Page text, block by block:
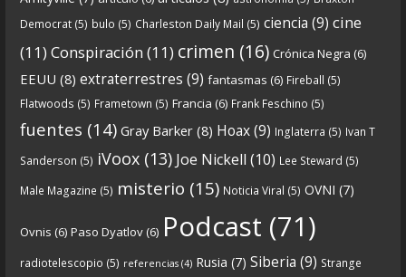
Crónicas de Nantucket
Descargar
https://www.ivoox.com/cdn-6x05-8211-qanon-
parte-1-origenes-audios-mp3_rf_67157433_1.html
Tras una exhaustiva investigación en los orígenes
y desarrollo de Qanon, la madre de todas las
more
Democrat (5) bulo (5) Charleston Daily Mail (5) ciencia (9) cine
(11) Conspiración (11) crimen (16) Crónica Negra (6)
EEUU (8) extraterrestres (9) fantasmas (6) Fireball (5)
Flatwoods (5) Frametown (5) Francia (6) Frank Feschino (5)
fuentes (14) Gray Barker (8) Hoax(9) Inglaterra (5) Ivan T
Sanderson (5) iVoox (13) Joe Nickell (10) Lee Steward (5)
Male Magazine (5) misterio (15) Noticia Viral (5) OVNI (7)
Ovnis (6) Paso Dyatlov (6) Podcast (71)
radiotelescopio (5) referencias (4) Rusia (7) Siberia (9) Strange